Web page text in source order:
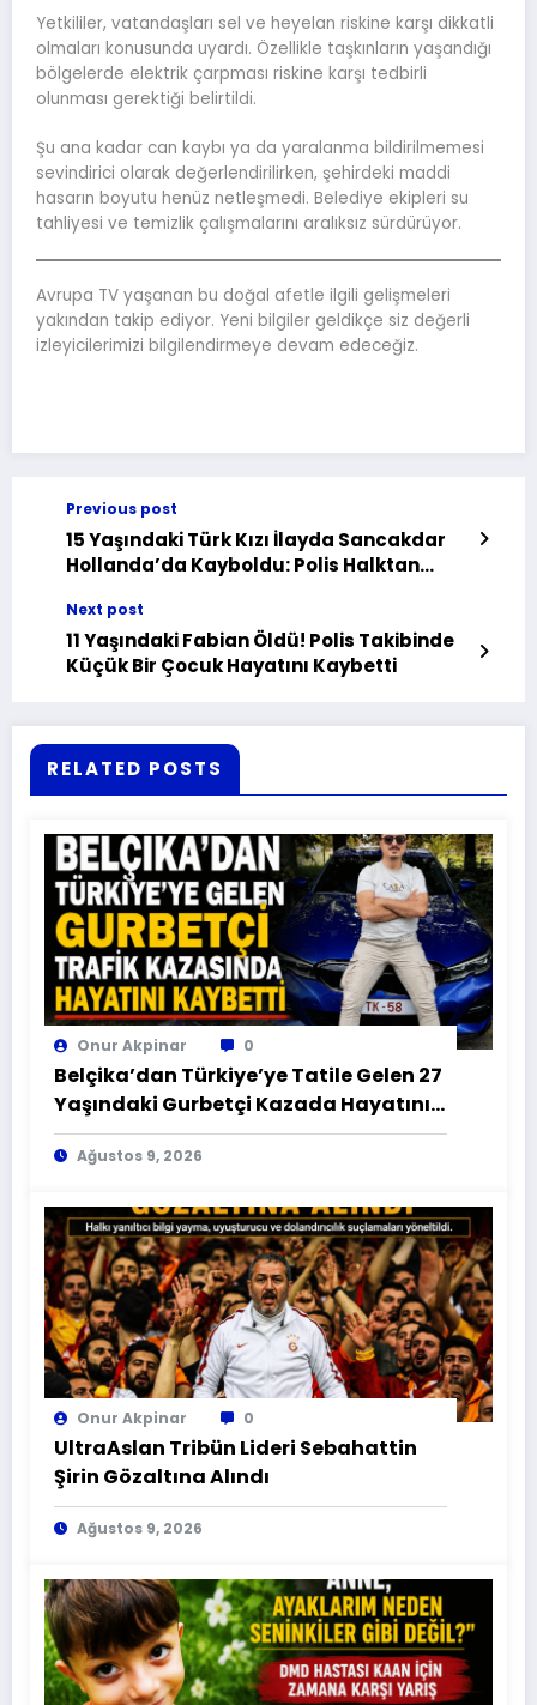
Yetkililer, vatandaşları sel ve heyelan riskine karşı dikkatli
olmaları konusunda uyardı. Özellikle taşkınların yaşandığı
bölgelerde elektrik çarpması riskine karşı tedbirli
olunması gerektiği belirtildi.
Şu ana kadar can kaybı ya da yaralanma bildirilmemesi
sevindirici olarak değerlendirilirken, şehirdeki maddi
hasarın boyutu henüz netleşmedi. Belediye ekipleri su
tahliyesi ve temizlik çalışmalarını aralıksız sürdürüyor.
Avrupa TV yaşanan bu doğal afetle ilgili gelişmeleri
yakından takip ediyor. Yeni bilgiler geldikçe siz değerli
izleyicilerimizi bilgilendirmeye devam edeceğiz.
Previous post
15 Yaşındaki Türk Kızı İlayda Sancakdar
Hollanda’da Kayboldu: Polis Halktan
Next post
11 Yaşındaki Fabian Öldü! Polis Takibinde
Küçük Bir Çocuk Hayatını Kaybetti
RELATED POSTS
Onur Akpinar 0
Belçika’dan Türkiye’ye Tatile Gelen 27
Yaşındaki Gurbetçi Kazada Hayatını
Kaybetti
Ağustos 9, 2026
Onur Akpinar 0
UltraAslan Tribün Lideri Sebahattin
Şirin Gözaltına Alındı
Ağustos 9, 2026